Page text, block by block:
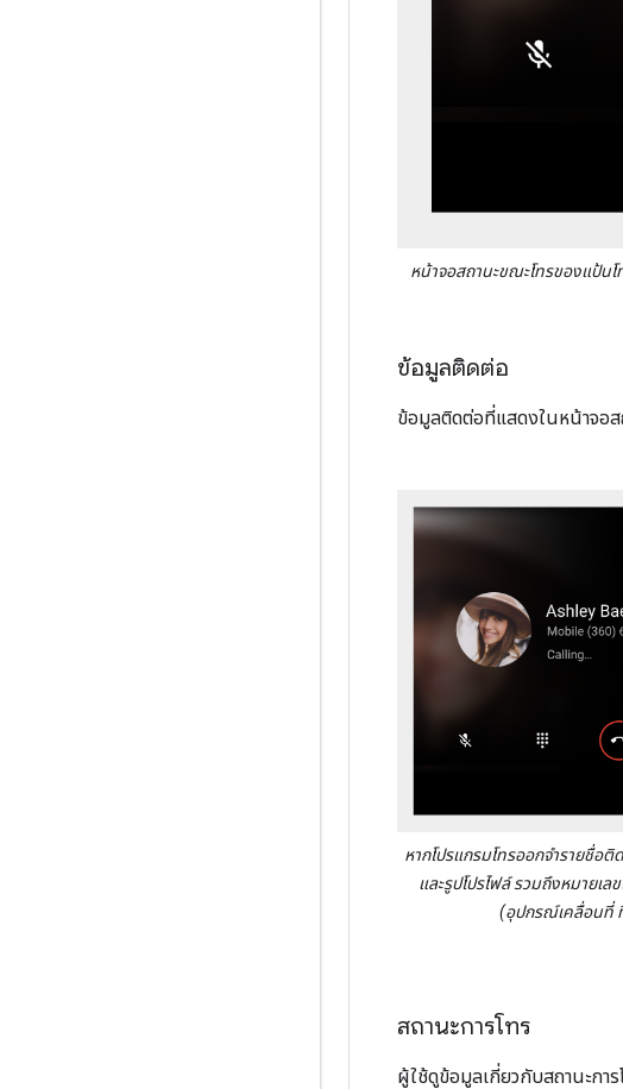
หน้าจอสถานะขณะโทรของแป้น
ข้อมูลติดต่อ
ข้อมูลติดต่อที่แสดงในหน้าจอ
หากโปรแกรมโทรออกจำรายชื่อ
และรูปโปรไฟล์ รวมถึงหมายเ
(อุปกรณ์เคลื่อนที่
สถานะการโทร
ผู้ใช้ดูข้อมูลเกี่ยวกับสถานะกา